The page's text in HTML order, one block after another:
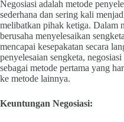
Negosiasi adalah metode
sederhana dan sering kali
melibatkan pihak ketiga. Dalam
berusaha menyelesaikan
mencapai kesepakatan secara
penyelesaian sengketa,
sebagai metode pertama yang
ke metode lainnya.
Keuntungan Negosiasi: